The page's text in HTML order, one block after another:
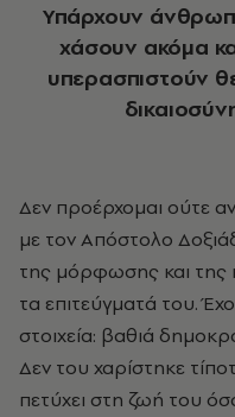
Υπάρχουν άνθρωποι που δεν διστάζουν να
χάσουν ακόμα
υπερασπιστούν
Δεν προέρχομαι ούτε
με τον Απόστολο
της μόρφωσης και της
τα επιτεύγματά του.
στοιχεία: βαθιά
Δεν του χαρίστηκε
πετύχει στη ζωή του